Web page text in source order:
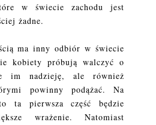
w świecie zachodu jest
żadne.
ma inny odbiór w świecie
kobiety próbują walczyć o
im nadzieję, ale również
powinny podążać. Na
ta pierwsza część będzie
wrażenie. Natomiast